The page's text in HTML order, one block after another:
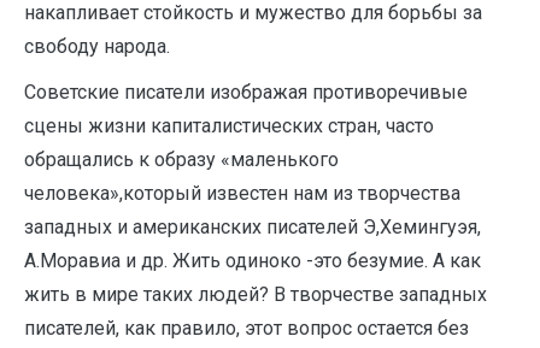
накапливает стойкость и мужество для борьбы за
свободу народа.
Советские писатели изображая противоречивые
сцены жизни капиталистических стран, часто
обращались к образу «маленького
человека»,который известен нам из творчества
западных и американских писателей Э,Хемингуэя,
А.Моравиа и др. Жить одиноко -это безумие. А как
жить в мире таких людей? В творчестве западных
писателей, как правило, этот вопрос остается без